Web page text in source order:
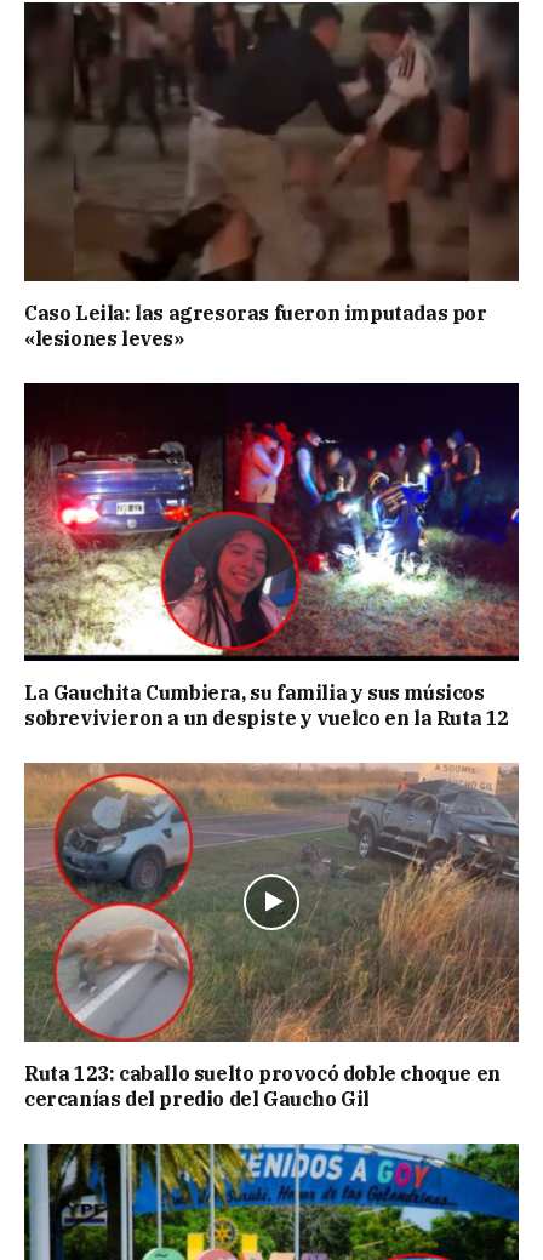
Caso Leila: las agresoras fueron imputadas por
«lesiones leves»
La Gauchita Cumbiera, su familia y sus músicos
sobrevivieron a un despiste y vuelco en la Ruta 12
Ruta 123: caballo suelto provocó doble choque en
cercanías del predio del Gaucho Gil